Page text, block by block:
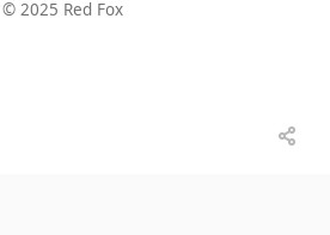
© 2025 Red Fox